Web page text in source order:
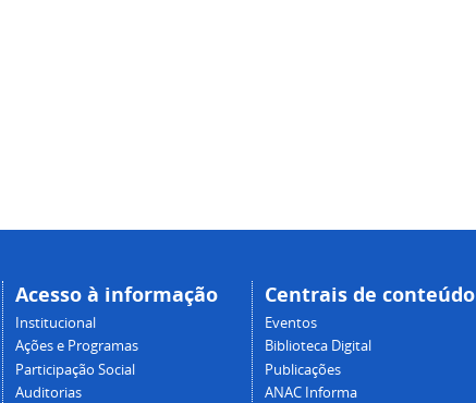
Acesso à informação
Institucional
Ações e Programas
Participação Social
Auditorias
Centrais de conteúdo
Eventos
Biblioteca Digital
Publicações
ANAC Informa